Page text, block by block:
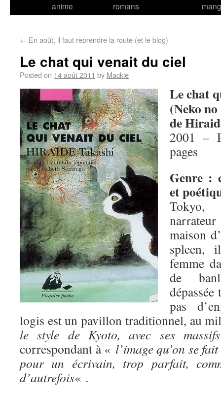
anime
romans
← En août, il faut reprendre la route (et le blog)
Le chat qui venait du ciel
Posted on 14 août 2011 by Mackie
Le chat
(Neko
de
2001 –
pages
Genre :
et
maison
spleen,
femme
de
pas
logis est un pavillon traditionnel, au
le style de Kyoto, avec ses
correspondant à « l’image qu’on se
pour un écrivain, trop parfait,
d’autrefois« .